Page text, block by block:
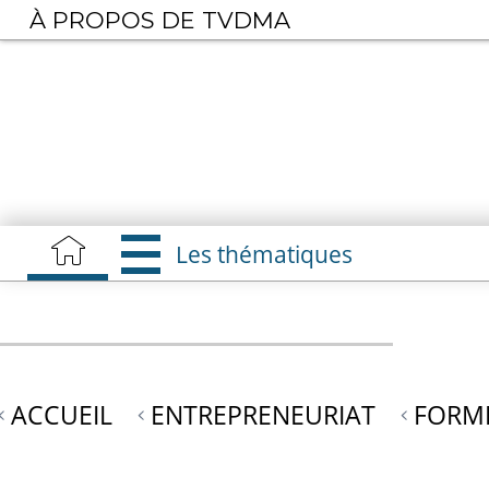
Aller
au
Les thématiques
ACCUEIL ENTREPRENEURIAT
À PROPOS DE TVDMA